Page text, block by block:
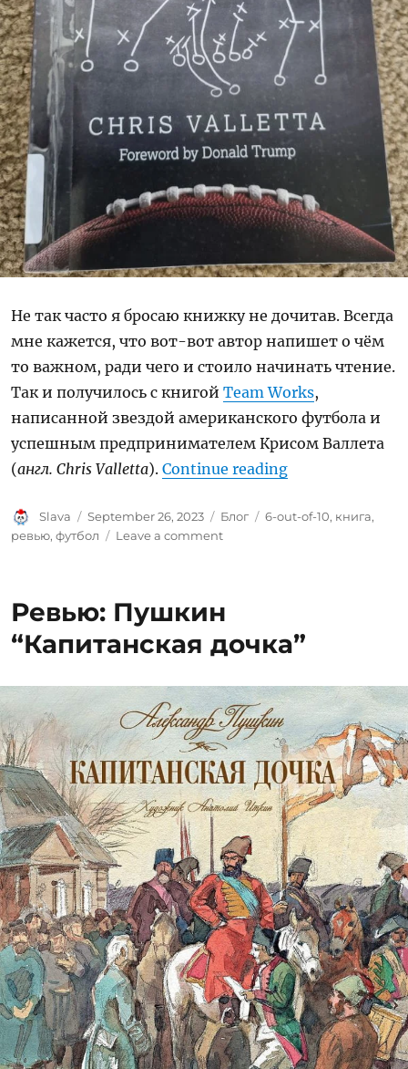
Не так часто я бросаю книжку не дочитав. Всегда
мне кажется, что вот-вот автор напишет о чём
то важном, ради чего и стоило начинать чтение.
Так и получилось с книгойTeam Works,
написанной звездой американского футбола и
успешным предпринимателем Крисом Валлета
(англ. Chris Valletta).Continue reading“Ревью: Team
Author
Slava
Posted
on
September 26, 2023 Categories
Блог Tags
6-out-of-10, книга,
ревью,футбол Leave a commenton
by
Valletta
Ревью: Пушкин
“Капитанская дочка”